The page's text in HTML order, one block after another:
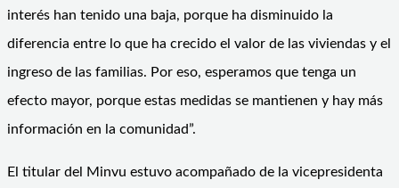
interés han tenido una baja, porque ha disminuido la
diferencia entre lo que ha crecido el valor de las viviendas y el
ingreso de las familias. Por eso, esperamos que tenga un
efecto mayor, porque estas medidas se mantienen y hay más
información en la comunidad”.
El titular del Minvu estuvo acompañado de la vicepresidenta